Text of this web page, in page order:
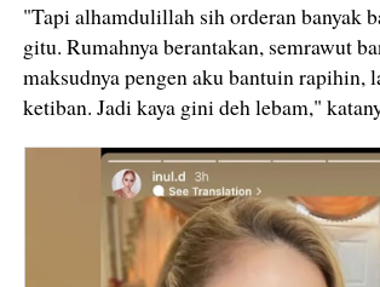
"Tapi alhamdulillah sih orderan banyak
gitu. Rumahnya berantakan, semrawut
maksudnya pengen aku bantuin rapihin,
ketiban. Jadi kaya gini deh lebam,"